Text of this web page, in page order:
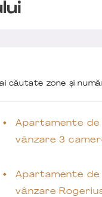
căutate zone și
Apartamente de
vânzare 3
Apartamente de
vânzare